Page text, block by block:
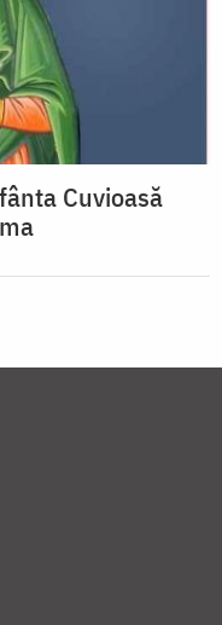
Cuvioasă